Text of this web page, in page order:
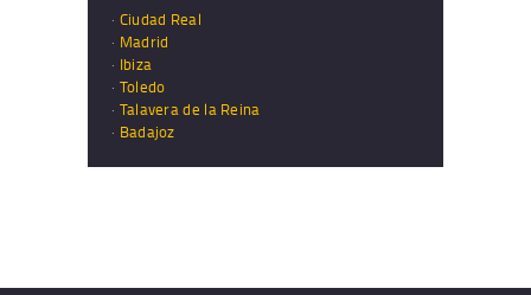
· Ciudad Real
· Madrid
· Ibiza
· Toledo
· Talavera de la Reina
· Badajoz